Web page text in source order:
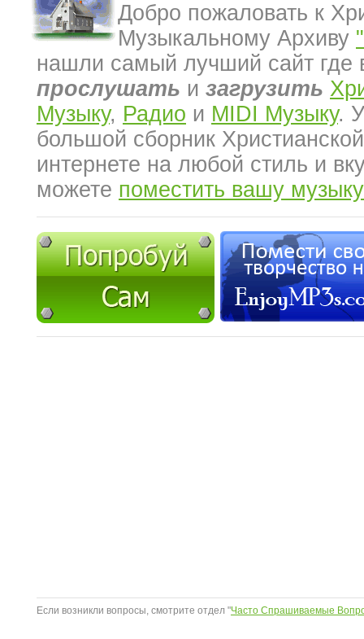
Добро пожаловать к
Музыкальному Архиву
нашли самый лучший сайт где
прослушать и загрузить
Музыку, Радио и MIDI Музыку.
большой сборник
интернете на любой стиль и
можете поместить вашу музыку
Если возникли вопросы, смотрите отдел "Часто Спрашиваемые